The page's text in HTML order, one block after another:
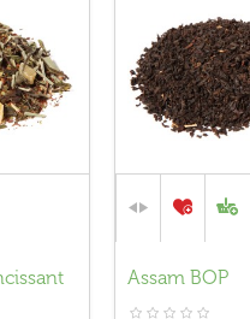
Assam BOP